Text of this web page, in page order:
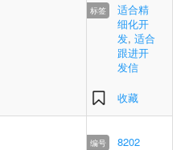
适合精
细化开
发, 适合
跟进开
发信
收藏
8202